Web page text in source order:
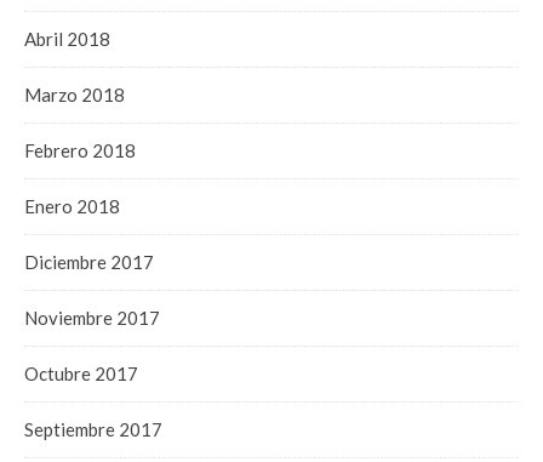
Abril 2018
Marzo 2018
Febrero 2018
Enero 2018
Diciembre 2017
Noviembre 2017
Octubre 2017
Septiembre 2017